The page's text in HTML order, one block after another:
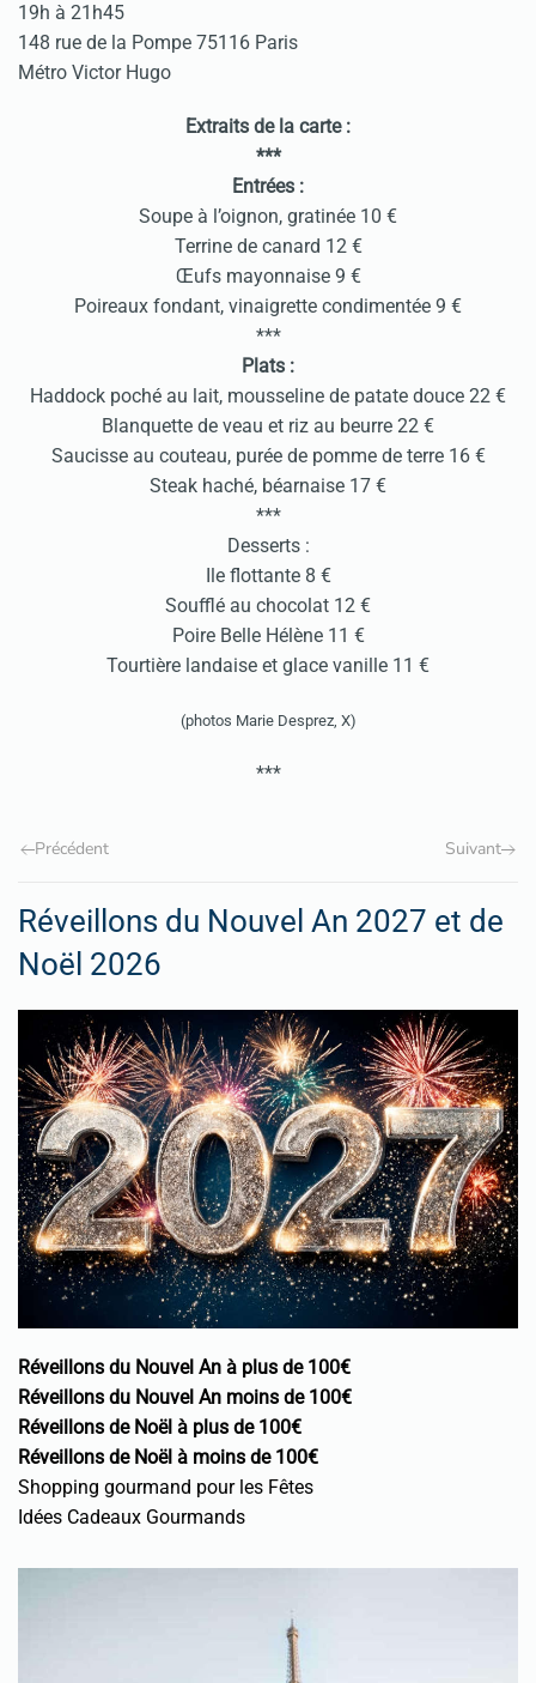
19h à 21h45
148 rue de la Pompe 75116 Paris
Métro Victor Hugo
Extraits de la carte :
***
Entrées :
Soupe à l’oignon, gratinée 10 €
Terrine de canard 12 €
Œufs mayonnaise 9 €
Poireaux fondant, vinaigrette condimentée 9 €
***
Plats :
Haddock poché au lait, mousseline de patate douce 22 €
Blanquette de veau et riz au beurre 22 €
Saucisse au couteau, purée de pomme de terre 16 €
Steak haché, béarnaise 17 €
***
Desserts :
Ile flottante 8 €
Soufflé au chocolat 12 €
Poire Belle Hélène 11 €
Tourtière landaise et glace vanille 11 €
(photos Marie Desprez, X)
***
Précédent Suivant
Réveillons du Nouvel An 2027 et de
Noël 2026
Réveillons du Nouvel An à plus de 100€
Réveillons du Nouvel An moins de 100€
Réveillons de Noël à plus de 100€
Réveillons de Noël à moins de 100€
Shopping gourmand pour les Fêtes
Idées Cadeaux Gourmands